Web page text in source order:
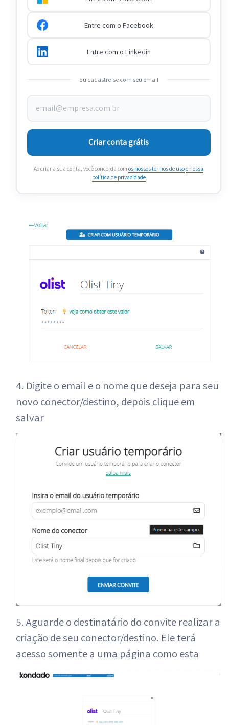
Entre com o Facebook
Entre com o Linkedin
ou cadastre-se com seu email
Criar conta grátis
Ao criar a sua conta, você concorda com os nossos termos de usoe nossa
política de privacidade
4. Digite o email e o nome que deseja para seu
novo conector/destino, depois clique em
salvar
5. Aguarde o destinatário do convite realizar a
criação de seu conector/destino. Ele terá
acesso somente a uma página como esta